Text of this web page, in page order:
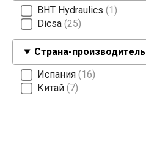
BHT Hydraulics 1
Dicsa 25
Страна-производитель
Испания 16
Китай 7